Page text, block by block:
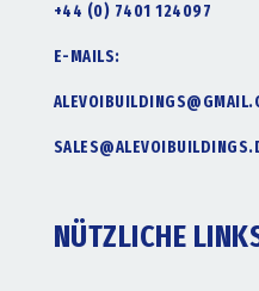
+44 (0) 7401 124097
E-MAILS:
NÜTZLICHE